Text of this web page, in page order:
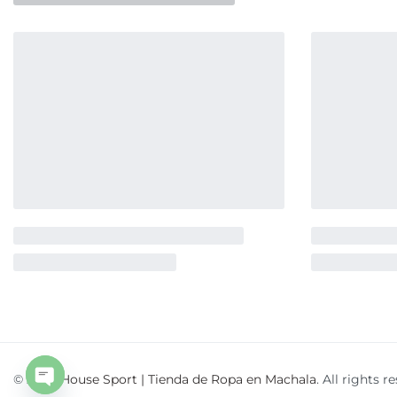
© 2026 House Sport | Tienda de Ropa en Machala. All rights
Open